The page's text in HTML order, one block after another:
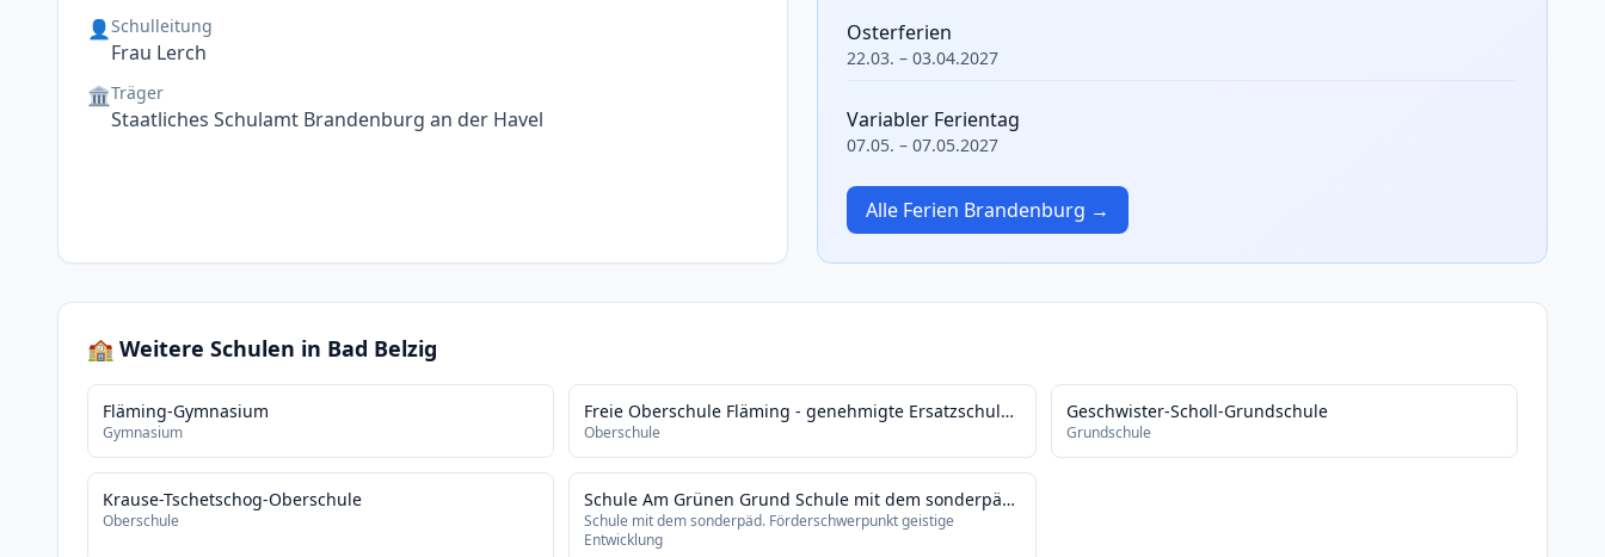
👤 Schulleitung
Frau Lerch
🏛️Träger
Staatliches Schulamt Brandenburg an der Havel
Osterferien
22.03. – 03.04.2027
Variabler Ferientag
07.05. – 07.05.2027
Alle Ferien Brandenburg →
🏫 Weitere Schulen in Bad Belzig
Fläming-Gymnasium
Gymnasium
Freie Oberschule Fläming - genehmigte Ersatzschule -
Oberschule
Geschwister-Scholl-Grundschule
Grundschule
Krause-Tschetschog-Oberschule
Oberschule
Schule Am Grünen Grund Schule mit dem sonderpädagogischen Förderschwerpunkt "geistige Entwicklung"
Schule mit dem sonderpäd. Förderschwerpunkt geistige
Entwicklung